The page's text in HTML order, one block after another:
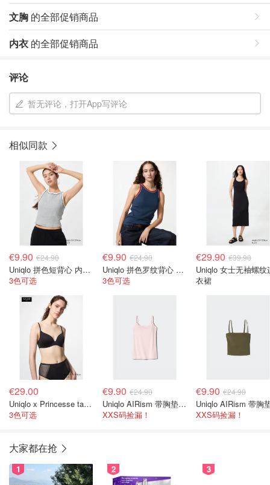
文胸 的全部促销商品
内衣 的全部促销商品
评论
暂无评论，打开App写评论
相似同款
€9.90 €24.90
Uniqlo 拼色短背心 内置胸垫
3色可选
€9.90 €24.90
Uniqlo 拼色罗纹背心 内置胸垫 标准款
3色可选
€29.90 €39.90
Uniqlo 女士无袖螺纹
衣裙
€29.00
Uniqlo x Princesse tam tam 无钢圈内衣
3色可选
€9.90 €24.90
Uniqlo AIRism 带胸垫吊带
XXS码捡漏！
€9.90 €24.90
XXS码捡漏！
大家都在抢
1 2 3